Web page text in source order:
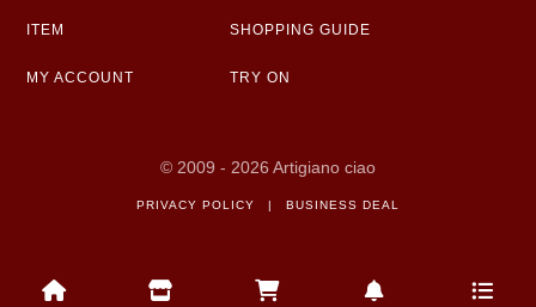
ITEM SHOPPING GUIDE
MY ACCOUNT TRY ON
© 2009 - 2026 Artigiano ciao
PRIVACY POLICY | BUSINESS DEAL